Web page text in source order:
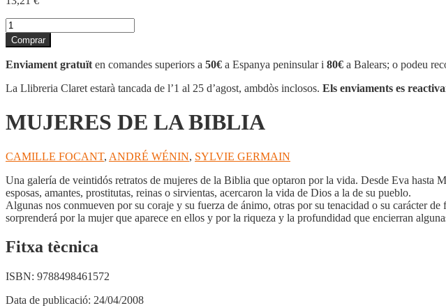
quantitat
de
MUJERES
DE
BIBLIA
Comprar
Enviament gratuït en comandes superiors a 50€ a Espanya peninsular i 80€ a Balears; o podeu
La Llibreria Claret estarà tancada de l’1 al 25 d’agost, ambdòs inclosos. Els enviaments es
MUJERES DE LA BIBLIA
CAMILLE FOCANT, ANDRÉ WÉNIN, SYLVIE GERMAIN
Una galería de veintidós retratos de mujeres de la Biblia que optaron por la vida. Desde Eva
esposas, amantes, prostitutas, reinas o sirvientas, acercaron la vida de Dios a la de su pueblo.
Algunas nos conmueven por su coraje y su fuerza de ánimo, otras por su tenacidad o su carácter
sorprenderá por la mujer que aparece en ellos y por la riqueza y la profundidad que encierran
Fitxa tècnica
ISBN: 9788498461572
Data de publicació: 24/04/2008